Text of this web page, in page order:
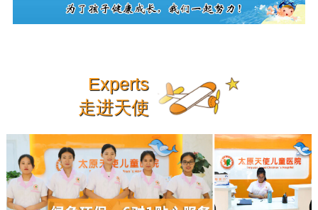
Experts
走进天使